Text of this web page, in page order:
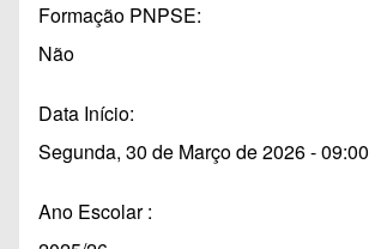
Formação PNPSE
Não
Data Início
Segunda, 30 de Março de 2026 - 09:00
Ano Escolar